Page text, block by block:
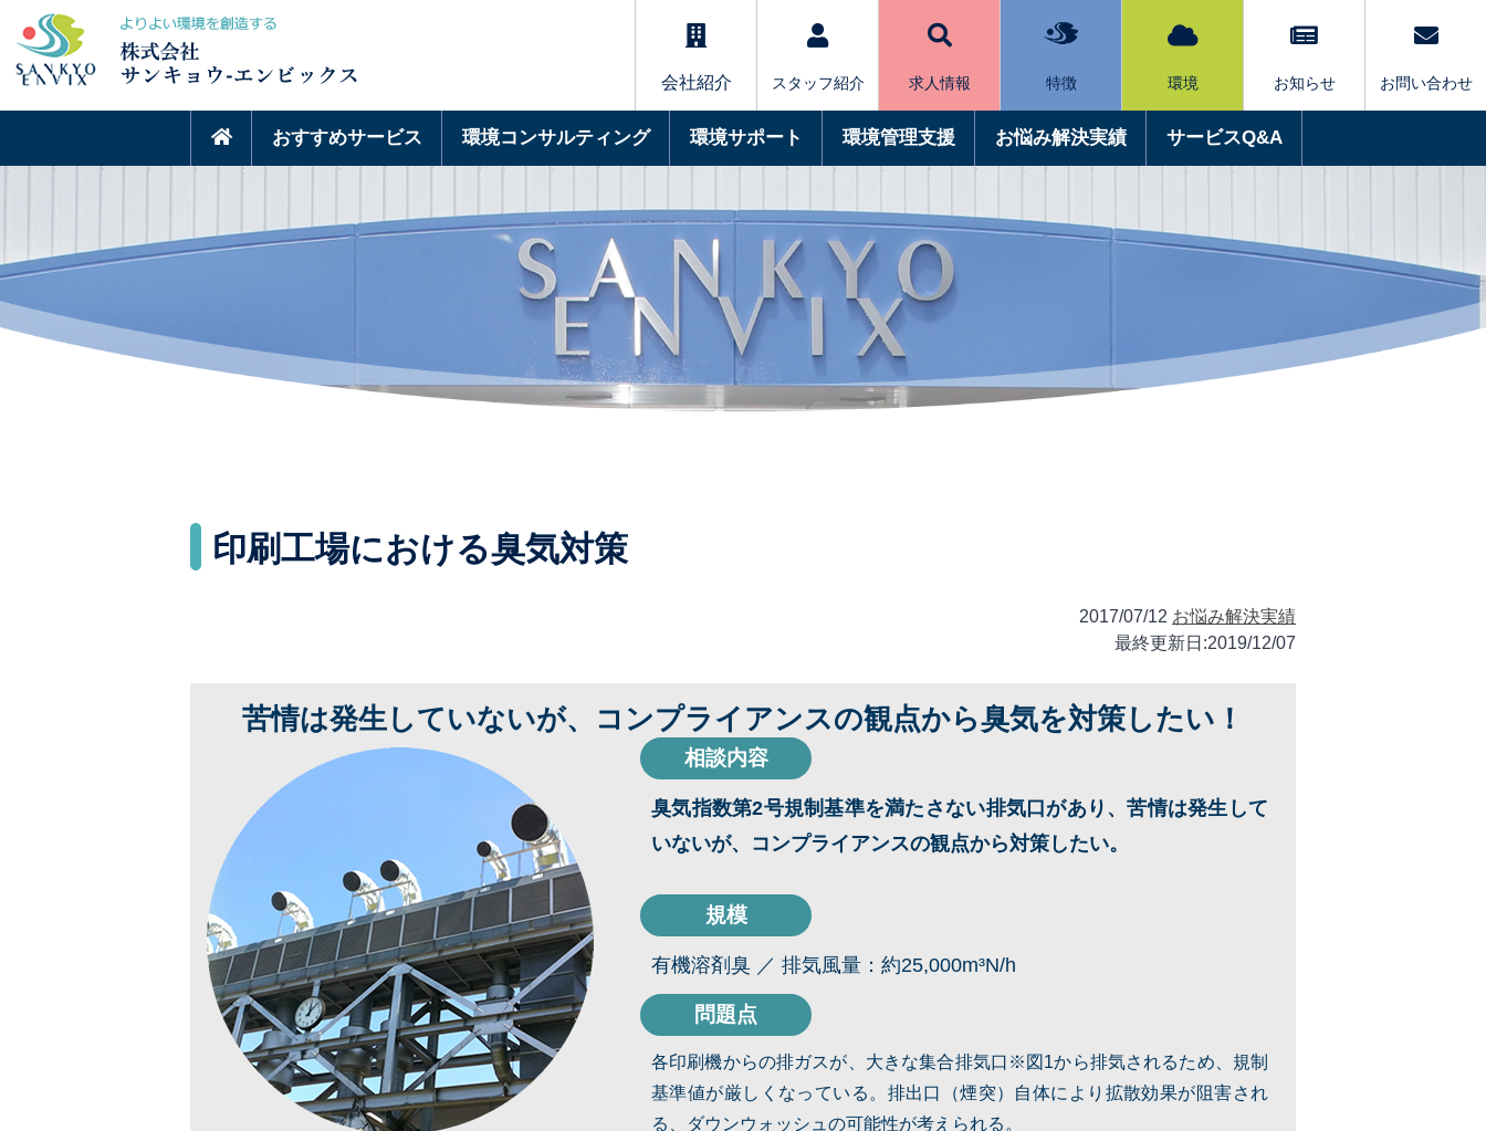
お問い合わせ
お知らせ
環境
特徴
求人情報
スタッフ紹介
会社紹介
おすすめサービス 環境コンサルティング 環境サポート 環境管理支援 お悩み解決実績 サービスQ&A
印刷工場における臭気対策
2017/07/12 お悩み解決実績
最終更新日:2019/12/07
苦情は発生していないが、コンプライアンスの観点から臭気を対策したい！
相談内容
臭気指数第2号規制基準を満たさない排気口があり、苦情は発生して
いないが、コンプライアンスの観点から対策したい。
規模
有機溶剤臭 ／ 排気風量：約25,000m³N/h
問題点
各印刷機からの排ガスが、大きな集合排気口※図1から排気されるため、規制
基準値が厳しくなっている。排出口（煙突）自体により拡散効果が阻害され
る、ダウンウォッシュの可能性が考えられる。